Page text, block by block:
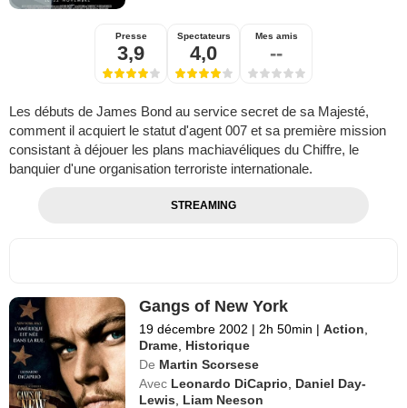
Presse
3,9
Spectateurs
4,0
Mes amis
--
Les débuts de James Bond au service secret de sa Majesté,
comment il acquiert le statut d'agent 007 et sa première mission
consistant à déjouer les plans machiavéliques du Chiffre, le
banquier d'une organisation terroriste internationale.
STREAMING
Gangs of New York
19 décembre 2002 | 2h 50min | Action
Drame Historique
De Martin Scorsese
Avec Leonardo DiCaprio
Daniel Day-
Lewis
Liam Neeson